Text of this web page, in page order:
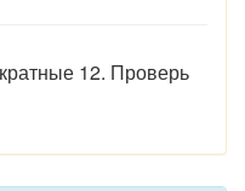
12. Проверь